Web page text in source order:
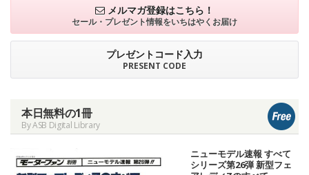
メルマガ登録はこちら！
セール・プレゼント情報をいちはやくお届け
プレゼントコード入力
PRESENT CODE
本日無料の1冊
By ASB Digital Library
ニューモデル速報 すべて
シリーズ第26弾 新型フェ